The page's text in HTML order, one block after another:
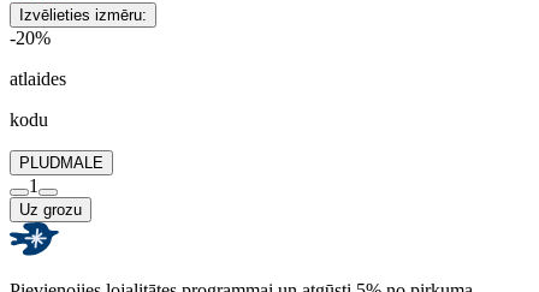
Izvēlieties izmēru:
-20%
atlaides
kodu
PLUDMALE
1
Uz grozu